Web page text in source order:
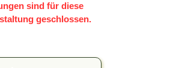
sind für diese
geschlossen.